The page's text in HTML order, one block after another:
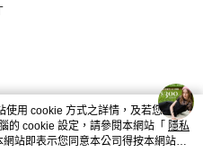
使用 cookie 方式之詳情，及若您不希
的 cookie 設定，請參閱本網站「 隱私
站即表示您同意本公司得按本網站使